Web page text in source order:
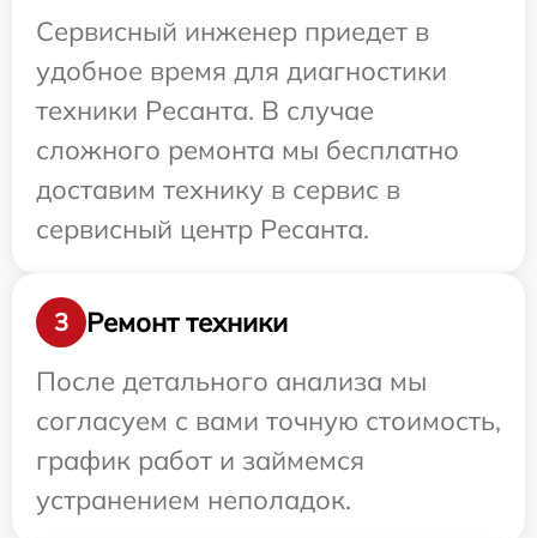
Сервисный инженер приедет в
удобное время для диагностики
техники Ресанта. В случае
сложного ремонта мы бесплатно
доставим технику в сервис в
сервисный центр Ресанта.
3
Ремонт техники
После детального анализа мы
согласуем с вами точную стоимость,
график работ и займемся
устранением неполадок.